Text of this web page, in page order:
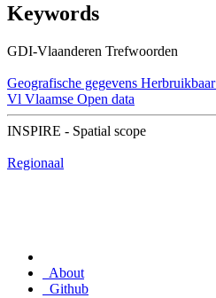
Keywords
GDI-Vlaanderen Trefwoorden
Geografische gegevens Herbruikbaar
Vl Vlaamse Open data
INSPIRE - Spatial scope
Regionaal
About
Github